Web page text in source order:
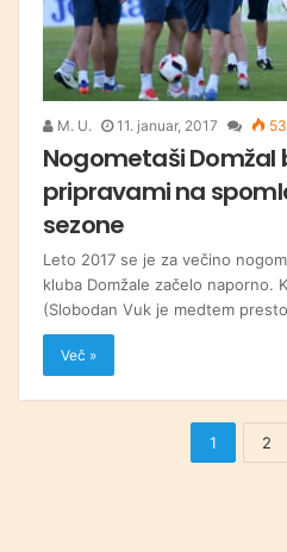
M. U. 11. januar, 2017
Nogometaši Domžal
pripravami na
sezone
Leto 2017 se je za večino
kluba Domžale začelo naporno.
(Slobodan Vuk je medtem
Več »
1 2